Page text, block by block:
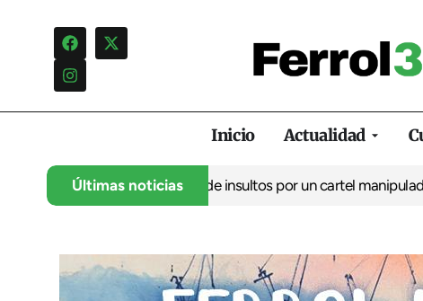
Inicio Actualidad
Últimas noticias
denuncia una campaña de insultos por un cartel manipuladoLa